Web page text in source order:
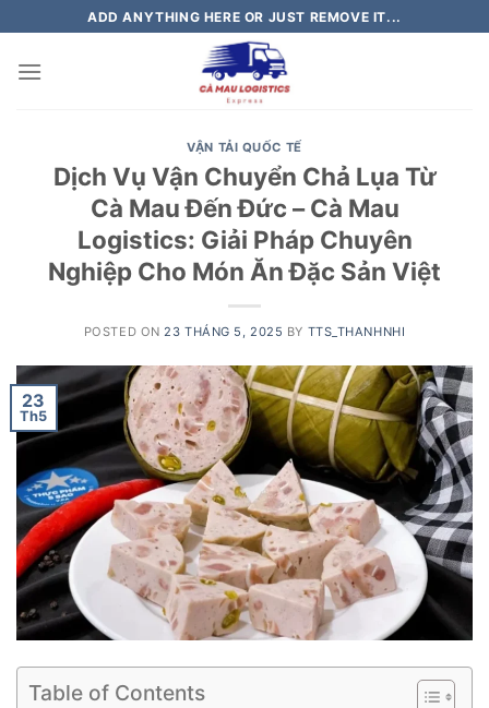
to
content
ADD ANYTHING HERE OR JUST REMOVE IT...
VẬN TẢI QUỐC TẾ
Dịch Vụ Vận Chuyển Chả Lụa Từ
Cà Mau Đến Đức – Cà Mau
Logistics: Giải Pháp Chuyên
Nghiệp Cho Món Ăn Đặc Sản Việt
POSTED ON 23 THÁNG 5, 2025 BY TTS_THANHNHI
23
Th5
Table of Contents